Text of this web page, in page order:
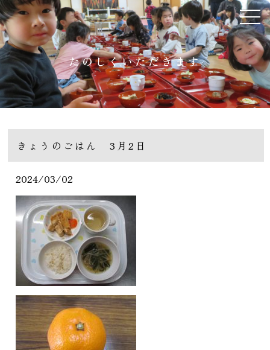
たのしくいただきます
きょうのごはん 3月2日
2024/03/02